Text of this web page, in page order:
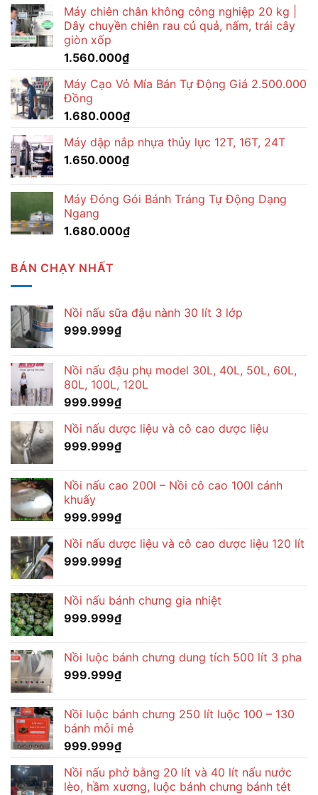
Máy chiên chân không công nghiệp 20 kg |
Dây chuyền chiên rau củ quả, nấm, trái cây
giòn xốp
1.560.000₫
Máy Cạo Vỏ Mía Bán Tự Động Giá 2.500.000
Đồng
1.680.000₫
Máy dập nắp nhựa thủy lực 12T, 16T, 24T
1.650.000₫
Máy Đóng Gói Bánh Tráng Tự Động Dạng
Ngang
1.680.000₫
BÁN CHẠY NHẤT
Nồi nấu sữa đậu nành 30 lít 3 lớp
999.999₫
Nồi nấu đậu phụ model 30L, 40L, 50L, 60L,
80L, 100L, 120L
999.999₫
Nồi nấu dược liệu và cô cao dược liệu
999.999₫
Nồi nấu cao 200l – Nồi cô cao 100l cánh
khuấy
999.999₫
Nồi nấu dược liệu và cô cao dược liệu 120 lít
999.999₫
Nồi nấu bánh chưng gia nhiệt
999.999₫
Nồi luộc bánh chưng dung tích 500 lít 3 pha
999.999₫
Nồi luộc bánh chưng 250 lít luộc 100 – 130
bánh mỗi mẻ
999.999₫
Nồi nấu phở bằng 20 lít và 40 lít nấu nước
lèo, hầm xương, luộc bánh chưng bánh tét